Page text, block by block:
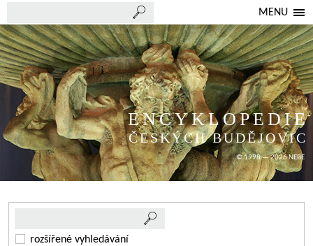
MENU
ENCYKLOPEDIE
ČESKÝCH BUDĚJOVIC
© 1998 — 2026 NEBE
rozšířené vyhledávání